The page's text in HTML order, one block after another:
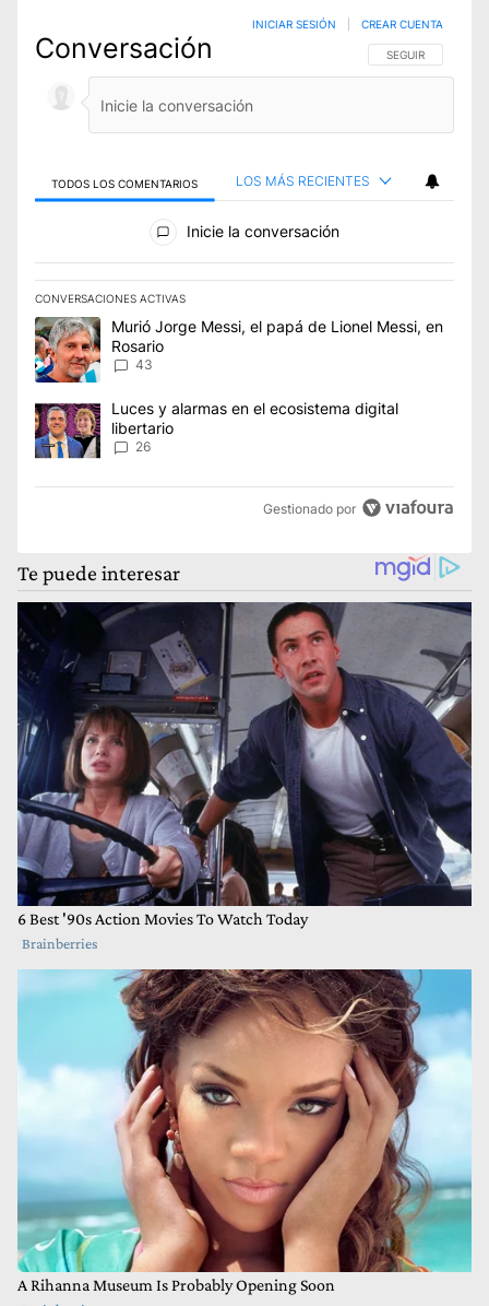
Conversación SIGA ESTA
SEGUIR
INICIAR SESIÓN CREAR CUENTA
TODOS LOS COMENTARIOS LOS MÁS RECIENTES
Todos los comentarios
Inicie la conversación
CONVERSACIONES ACTIVAS
Este listado muestra los artículos con más comentarios en los
Un artículo de tendencia con el título "Murió Jorge Messi, el
Murió Jorge Messi, el papá de Lionel Messi, en
Rosario
43
Un artículo de tendencia con el título "Luces y alarmas en el
Luces y alarmas en el ecosistema digital
libertario
26
Gestionado por